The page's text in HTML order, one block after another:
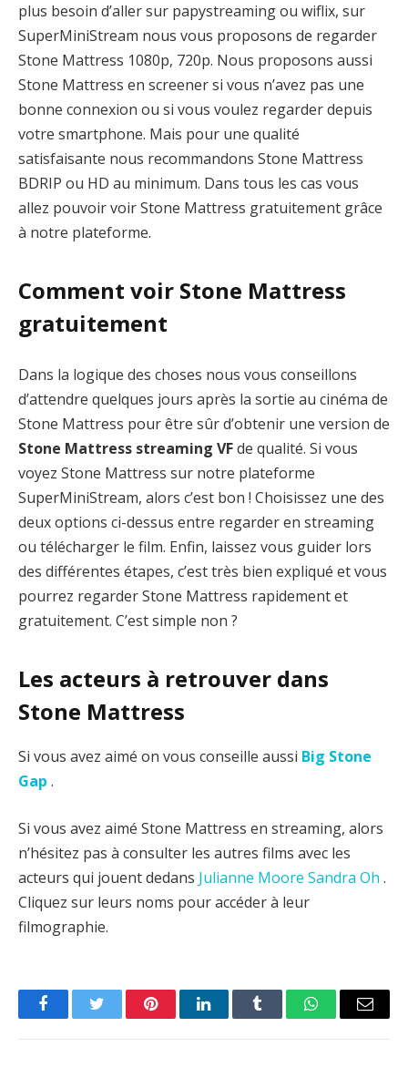
plus besoin d’aller sur papystreaming ou wiflix, sur
SuperMiniStream nous vous proposons de regarder
Stone Mattress 1080p, 720p. Nous proposons aussi
Stone Mattress en screener si vous n’avez pas une
bonne connexion ou si vous voulez regarder depuis
votre smartphone. Mais pour une qualité
satisfaisante nous recommandons Stone Mattress
BDRIP ou HD au minimum. Dans tous les cas vous
allez pouvoir voir Stone Mattress gratuitement grâce
à notre plateforme.
Comment voir Stone Mattress
gratuitement
Dans la logique des choses nous vous conseillons
d’attendre quelques jours après la sortie au cinéma de
Stone Mattress pour être sûr d’obtenir une version de
Stone Mattress streaming VFde qualité. Si vous
voyez Stone Mattress sur notre plateforme
SuperMiniStream, alors c’est bon ! Choisissez une des
deux options ci-dessus entre regarder en streaming
ou télécharger le film. Enfin, laissez vous guider lors
des différentes étapes, c’est très bien expliqué et vous
pourrez regarder Stone Mattress rapidement et
gratuitement. C’est simple non ?
Les acteurs à retrouver dans
Stone Mattress
Si vous avez aimé on vous conseille aussi Big Stone
Gap .
Si vous avez aimé Stone Mattress en streaming, alors
n’hésitez pas à consulter les autres films avec les
acteurs qui jouent dedans Julianne Moore Sandra Oh .
Cliquez sur leurs noms pour accéder à leur
filmographie.
FacebookTwitter PinterestLinkedInTumblr WhatsAppEmail